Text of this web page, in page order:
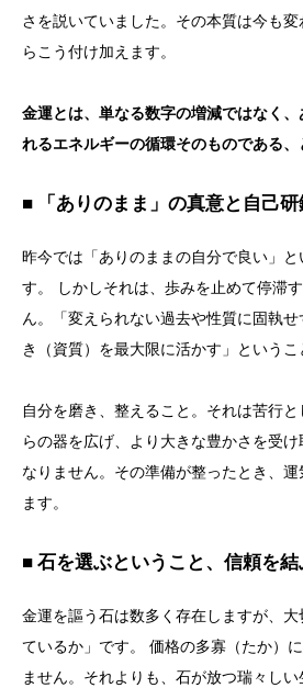
さを説いていました。その本質は今も
らこう付け加えます。
金運とは、単なる数字の増減ではなく
れるエネルギーの循環そのものである、
■ 「ありのまま」の真意と自己研
昨今では「ありのままの自分で良い」
す。 しかしそれは、歩みを止めて停滞
ん。「変えられない過去や性質に固執
き（資質）を最大限に活かす」というこ
自分を磨き、整えること。それは苦行
らの器を広げ、より大きな豊かさを受
なりません。その準備が整ったとき、
ます。
■ 石を選ぶということ、信頼を
金運を謳う石は数多く存在しますが、大
ているか」です。 価格の多寡（たか）
ません。それよりも、石が放つ瑞々し